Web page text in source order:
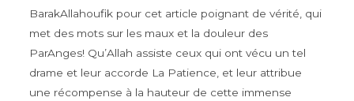
BarakAllahoufik pour cet article poignant de vérité, qui
met des mots sur les maux et la douleur des
ParAnges! Qu’Allah assiste ceux qui ont vécu un tel
drame et leur accorde La Patience, et leur attribue
une récompense à la hauteur de cette immense